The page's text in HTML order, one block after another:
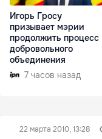
Игорь Гросу
призывает мэрии
продолжить процесс
добровольного
объединения
7 часов назад
22 марта 2010, 13:28